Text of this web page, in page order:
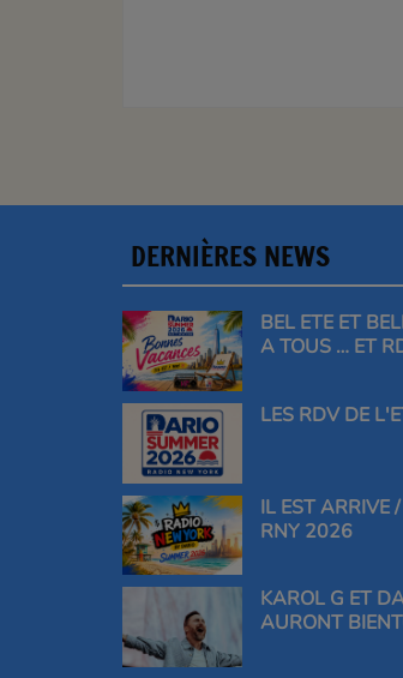
DERNIÈRES NEWS
BEL ETE ET
A TOUS … ET RDV A LA
LES RDV DE
IL EST ARRIVE
RNY 2026
KAROL G ET
AURONT